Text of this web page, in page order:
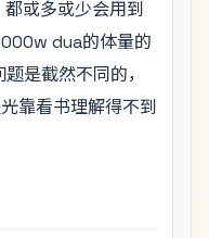
或多或少会用到
dua的体量的
是截然不同的，
靠看书理解得不到